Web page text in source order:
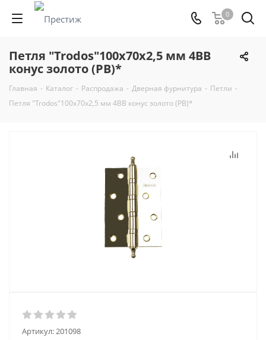
0
Петля "Trodos"100х70х2,5 мм 4BB
конус золото (PB)*
Главная - Каталог - Распродажа - Дверная фурнитура - Петли -
Петля "Trodos"100х70х2,5 мм 4BB конус золото (PB)*
Артикул:201098